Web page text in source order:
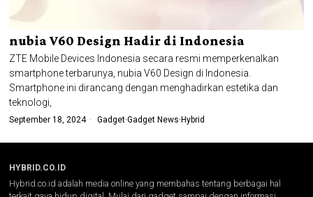
nubia V60 Design Hadir di Indonesia
ZTE Mobile Devices Indonesia secara resmi memperkenalkan
smartphone terbarunya, nubia V60 Design di Indonesia.
Smartphone ini dirancang dengan menghadirkan estetika dan
teknologi,
September 18, 2024 Gadget·Gadget News· Hybrid
HYBRID.CO.ID
Hybrid.co.id adalah media online yang membahas tentang berbagai hal